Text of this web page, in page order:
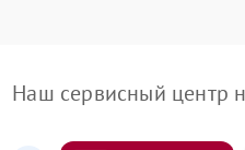
Наш сервисный центр